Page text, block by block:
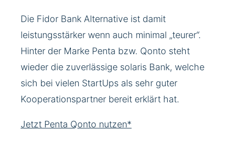
Die Fidor Bank Alternative ist damit
leistungsstärker wenn auch minimal „teurer“.
Hinter der Marke Penta bzw. Qonto steht
wieder die zuverlässige solaris Bank, welche
sich bei vielen StartUps als sehr guter
Kooperationspartner bereit erklärt hat.
Jetzt Penta Qonto nutzen*